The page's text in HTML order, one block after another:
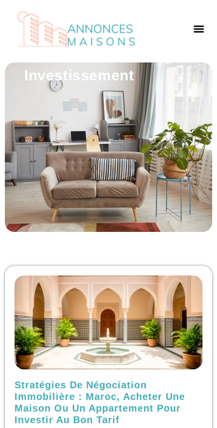
Investissement
Stratégies De Négociation
Immobilière : Maroc, Acheter Une
Maison Ou Un Appartement Pour
Investir Au Bon Tarif